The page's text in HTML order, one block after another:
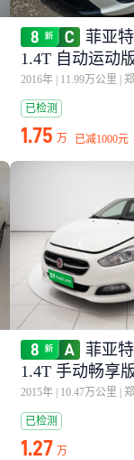
菲亚
1.4T 自动运动
2016年 11.99万公里
已检测
1.75 万 已减1000元
菲亚
1.4T 手动畅享
2015年 10.47万公里
已检测
1.27 万